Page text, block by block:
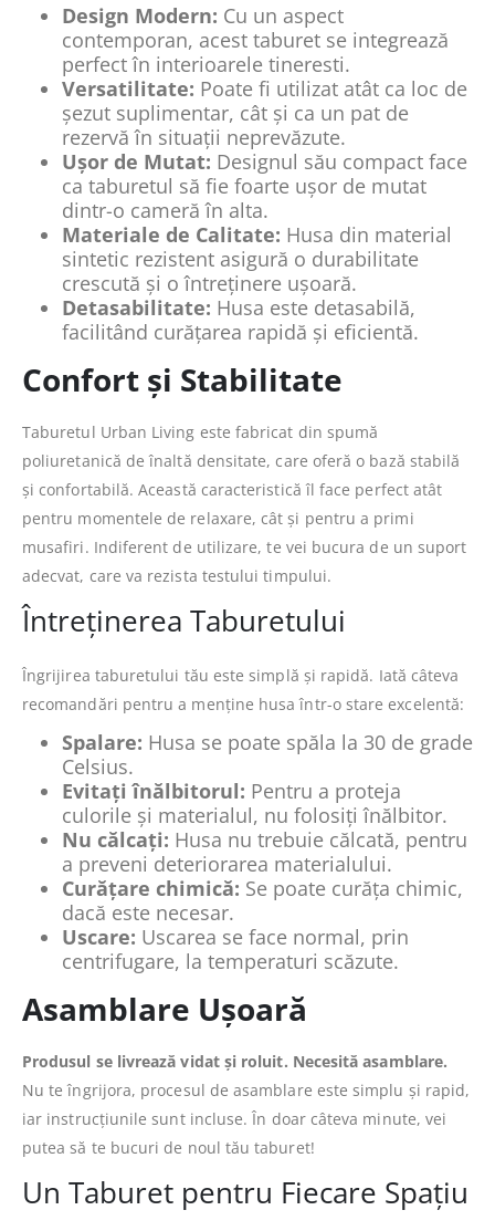
Design Modern: Cu un aspect
contemporan, acest taburet se integrează
perfect în interioarele tineresti.
Versatilitate: Poate fi utilizat atât ca loc de
șezut suplimentar, cât și ca un pat de
rezervă în situații neprevăzute.
Ușor de Mutat: Designul său compact face
ca taburetul să fie foarte ușor de mutat
dintr-o cameră în alta.
Materiale de Calitate: Husa din material
sintetic rezistent asigură o durabilitate
crescută și o întreținere ușoară.
Detasabilitate: Husa este detasabilă,
facilitând curățarea rapidă și eficientă.
Confort și Stabilitate
Taburetul Urban Living este fabricat din spumă
poliuretanică de înaltă densitate, care oferă o bază stabilă
și confortabilă. Această caracteristică îl face perfect atât
pentru momentele de relaxare, cât și pentru a primi
musafiri. Indiferent de utilizare, te vei bucura de un suport
adecvat, care va rezista testului timpului.
Întreținerea Taburetului
Îngrijirea taburetului tău este simplă și rapidă. Iată câteva
recomandări pentru a menține husa într-o stare excelentă:
Spalare: Husa se poate spăla la 30 de grade
Celsius.
Evitați înălbitorul: Pentru a proteja
culorile și materialul, nu folosiți înălbitor.
Nu călcați: Husa nu trebuie călcată, pentru
a preveni deteriorarea materialului.
Curățare chimică: Se poate curăța chimic,
dacă este necesar.
Uscare: Uscarea se face normal, prin
centrifugare, la temperaturi scăzute.
Asamblare Ușoară
Produsul se livrează vidat și roluit. Necesită asamblare.
Nu te îngrijora, procesul de asamblare este simplu și rapid,
iar instrucțiunile sunt incluse. În doar câteva minute, vei
putea să te bucuri de noul tău taburet!
Un Taburet pentru Fiecare Spațiu